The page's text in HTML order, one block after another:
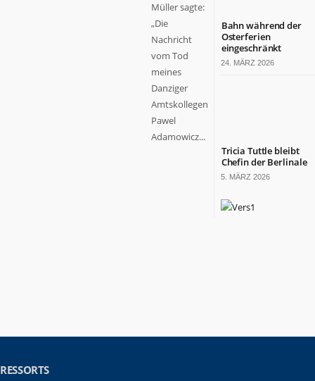
Müller sagte:
„Die
Nachricht
vom Tod
meines
Danziger
Amtskollegen
Pawel
Adamowicz...
Bahn während der
Osterferien
eingeschränkt
24. MÄRZ 2026
Tricia Tuttle bleibt
Chefin der Berlinale
5. MÄRZ 2026
RESSORTS